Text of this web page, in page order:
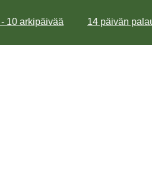
10 arkipäivää 14 päivän